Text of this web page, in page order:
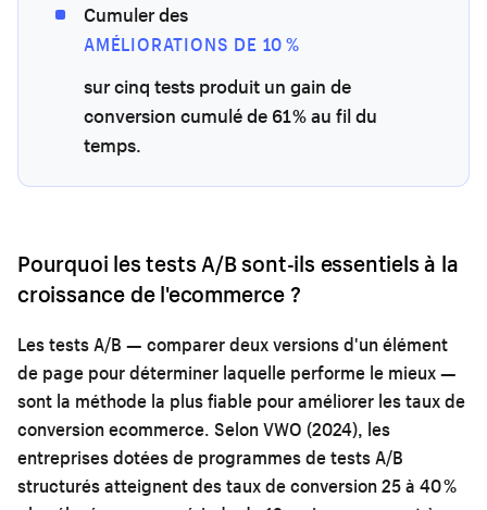
Cumuler des
AMÉLIORATIONS DE 10 %
sur cinq tests produit un gain de
conversion cumulé de 61 % au fil du
temps.
Pourquoi les tests A/B sont-ils essentiels à la
croissance de l'ecommerce ?
Les tests A/B — comparer deux versions d'un élément
de page pour déterminer laquelle performe le mieux —
sont la méthode la plus fiable pour améliorer les taux de
conversion ecommerce. Selon VWO (2024), les
entreprises dotées de programmes de tests A/B
structurés atteignent des taux de conversion 25 à 40 %